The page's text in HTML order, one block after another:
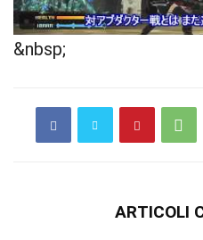
&nbsp;
ARTICOLI